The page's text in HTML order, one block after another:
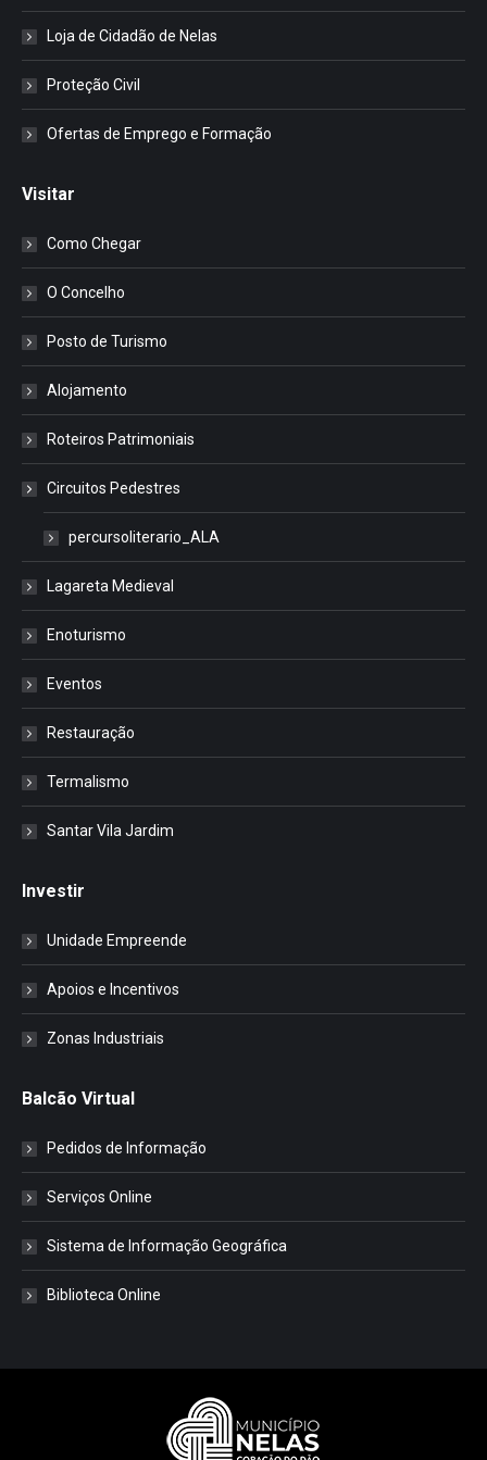
Loja de Cidadão de Nelas
Proteção Civil
Ofertas de Emprego e Formação
Visitar
Como Chegar
O Concelho
Posto de Turismo
Alojamento
Roteiros Patrimoniais
Circuitos Pedestres
percursoliterario_ALA
Lagareta Medieval
Enoturismo
Eventos
Restauração
Termalismo
Santar Vila Jardim
Investir
Unidade Empreende
Apoios e Incentivos
Zonas Industriais
Balcão Virtual
Pedidos de Informação
Serviços Online
Sistema de Informação Geográfica
Biblioteca Online